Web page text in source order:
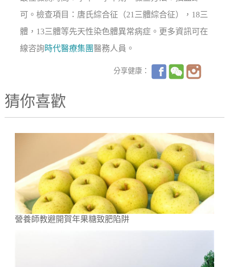
可。檢查項目：唐氏綜合征（21三體綜合征），18三
體，13三體等先天性染色體異常病症。更多資訊可在
線咨詢時代醫療集團醫務人員。
分享健康：
猜你喜歡
營養師教避開賀年果糖致肥陷阱